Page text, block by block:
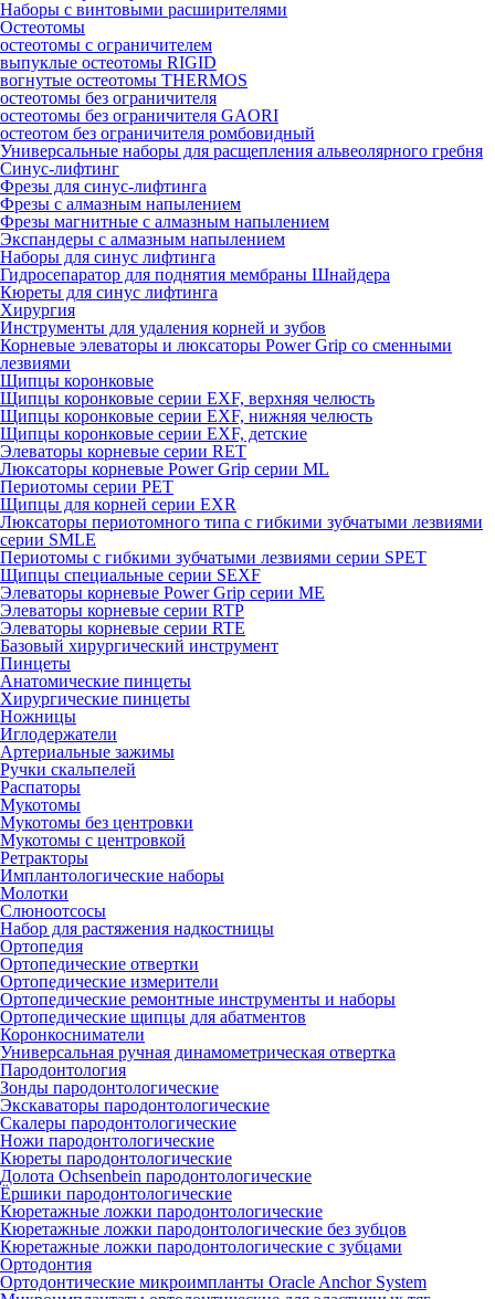
Наборы с винтовыми расширителями
Остеотомы
остеотомы с ограничителем
выпуклые остеотомы RIGID
вогнутые остеотомы THERMOS
остеотомы без ограничителя
остеотомы без ограничителя GAORI
остеотом без ограничителя ромбовидный
Универсальные наборы для расщепления альвеолярного гребня
Синус-лифтинг
Фрезы для синус-лифтинга
Фрезы с алмазным напылением
Фрезы магнитные с алмазным напылением
Экспандеры с алмазным напылением
Наборы для синус лифтинга
Гидросепаратор для поднятия мембраны Шнайдера
Кюреты для синус лифтинга
Хирургия
Инструменты для удаления корней и зубов
Корневые элеваторы и люксаторы Power Grip со сменными
лезвиями
Щипцы коронковые
Щипцы коронковые серии EXF, верхняя челюсть
Щипцы коронковые серии EXF, нижняя челюсть
Щипцы коронковые серии EXF, детские
Элеваторы корневые серии RET
Люксаторы корневые Power Grip серии ML
Периотомы серии PET
Щипцы для корней серии EXR
Люксаторы периотомного типа с гибкими зубчатыми лезвиями
серии SMLE
Периотомы с гибкими зубчатыми лезвиями серии SPET
Щипцы специальные серии SEXF
Элеваторы корневые Power Grip серии ME
Элеваторы корневые серии RTP
Элеваторы корневые серии RTE
Базовый хирургический инструмент
Пинцеты
Анатомические пинцеты
Хирургические пинцеты
Ножницы
Иглодержатели
Артериальные зажимы
Ручки скальпелей
Распаторы
Мукотомы
Мукотомы без центровки
Мукотомы с центровкой
Ретракторы
Имплантологические наборы
Молотки
Слюноотсосы
Набор для растяжения надкостницы
Ортопедия
Ортопедические отвертки
Ортопедические измерители
Ортопедические ремонтные инструменты и наборы
Ортопедические щипцы для абатментов
Коронкосниматели
Универсальная ручная динамометрическая отвертка
Пародонтология
Зонды пародонтологические
Экскаваторы пародонтологические
Скалеры пародонтологические
Ножи пародонтологические
Кюреты пародонтологические
Долота Ochsenbein пародонтологические
Ёршики пародонтологические
Кюретажные ложки пародонтологические
Кюретажные ложки пародонтологические без зубцов
Кюретажные ложки пародонтологические с зубцами
Ортодонтия
Ортодонтические микроимпланты Oracle Anchor System